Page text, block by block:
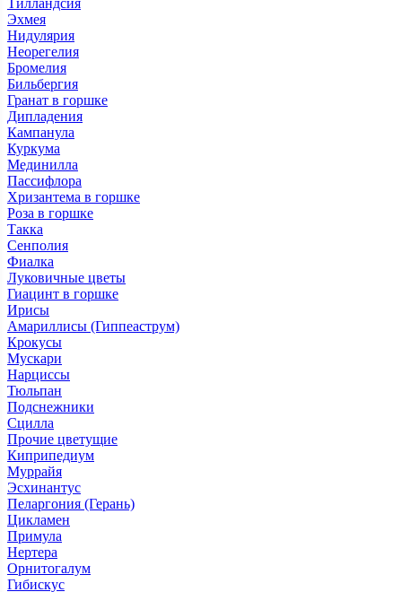
Тилландсия
Эхмея
Нидулярия
Неорегелия
Бромелия
Бильбергия
Гранат в горшке
Дипладения
Кампанула
Куркума
Мединилла
Пассифлора
Хризантема в горшке
Роза в горшке
Такка
Сенполия
Фиалка
Луковичные цветы
Гиацинт в горшке
Ирисы
Амариллисы (Гиппеаструм)
Крокусы
Мускари
Нарциссы
Тюльпан
Подснежники
Сцилла
Прочие цветущие
Киприпедиум
Муррайя
Эсхинантус
Пеларгония (Герань)
Цикламен
Примула
Нертера
Орнитогалум
Гибискус